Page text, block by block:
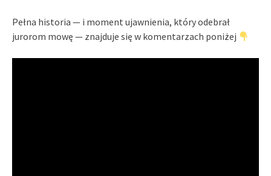
Pełna historia — i moment ujawnienia, który odebrał
jurorom mowę — znajduje się w komentarzach poniżej